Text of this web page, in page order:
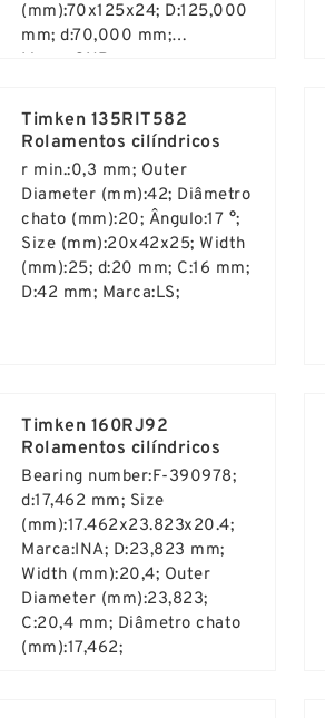
(mm):70x125x24; D:125,000
mm; d:70,000 mm;
Marca:SNR;
Timken 135RIT582
Rolamentos cilíndricos
r min.:0,3 mm; Outer
Diameter (mm):42; Diâmetro
chato (mm):20; Ângulo:17 °;
Size (mm):20x42x25; Width
(mm):25; d:20 mm; C:16 mm;
D:42 mm; Marca:LS;
Timken 160RJ92
Rolamentos cilíndricos
Bearing number:F-390978;
d:17,462 mm; Size
(mm):17.462x23.823x20.4;
Marca:INA; D:23,823 mm;
Width (mm):20,4; Outer
Diameter (mm):23,823;
C:20,4 mm; Diâmetro chato
(mm):17,462;